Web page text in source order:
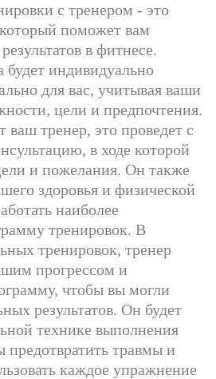
с тренером - это
поможет вам
в фитнесе.
будет индивидуально
для вас, учитывая ваши
цели и предпочтения.
ваш тренер, это проведет с
в ходе которой
и пожелания. Он также
здоровья и физической
наиболее
тренировок. В
тренировок, тренер
прогрессом и
чтобы вы могли
результатов. Он будет
технике выполнения
травмы и
каждое упражнение